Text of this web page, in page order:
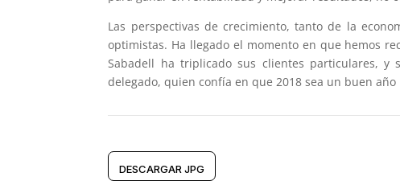
Las perspectivas de crecimiento, tanto de la
optimistas. Ha llegado el momento en que hemos
Sabadell ha triplicado sus clientes particulares, y
delegado, quien confía en que 2018 sea un buen año
DESCARGAR JPG